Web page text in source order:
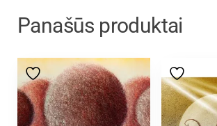
Panašūs produktai